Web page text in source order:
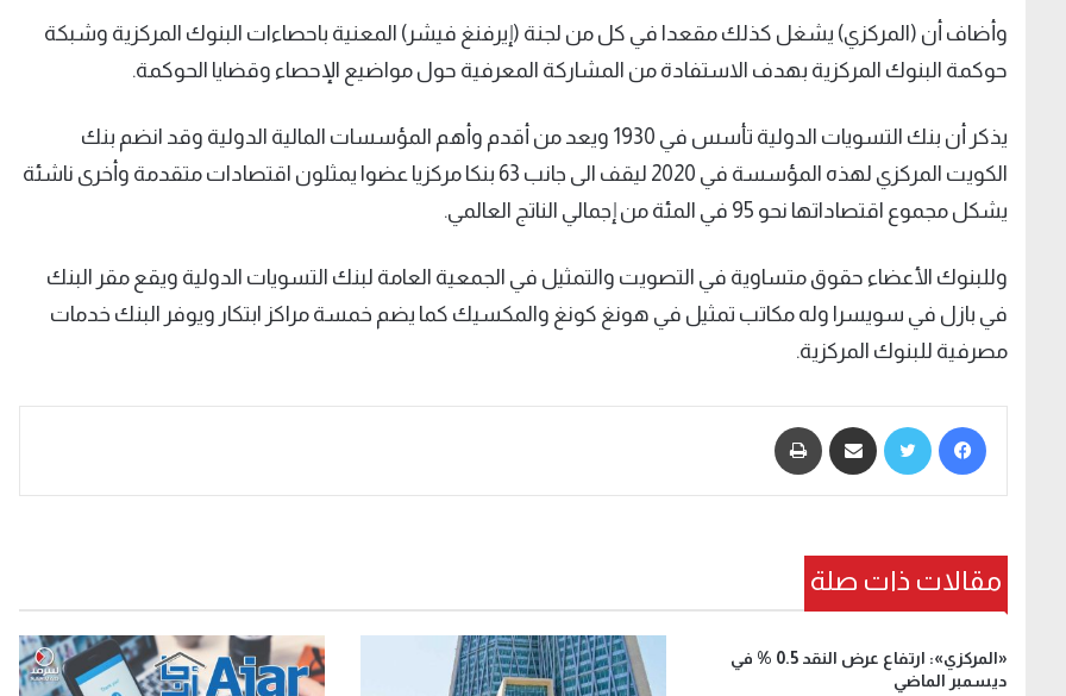
وأضاف أن (المركزي) يشغل كذلك مقعدا في كل من لجنة (إيرفنغ فيشر) المعنية باحصاءات البنوك المركزية وشبكة
حوكمة البنوك المركزية بهدف الاستفادة من المشاركة المعرفية حول مواضيع الإحصاء وقضايا الحوكمة.
يذكر أن بنك التسويات الدولية تأسس في 1930 ويعد من أقدم وأهم المؤسسات المالية الدولية وقد انضم بنك
الكويت المركزي لهذه المؤسسة في 2020 ليقف الى جانب 63 بنكا مركزيا عضوا يمثلون اقتصادات متقدمة وأخرى ناشئة
يشكل مجموع اقتصاداتها نحو 95 في المئة من إجمالي الناتج العالمي.
وللبنوك الأعضاء حقوق متساوية في التصويت والتمثيل في الجمعية العامة لبنك التسويات الدولية ويقع مقر البنك
في بازل في سويسرا وله مكاتب تمثيل في هونغ كونغ والمكسيك كما يضم خمسة مراكز ابتكار ويوفر البنك خدمات
مصرفية للبنوك المركزية.
مقالات ذات صلة
«المركزي»: ارتفاع عرض النقد 0.5 % في
ديسمبر الماضي